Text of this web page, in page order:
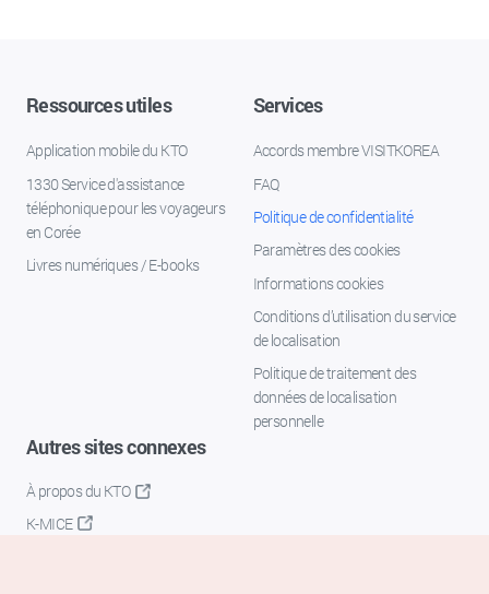
Ressources utiles
Application mobile du KTO
1330 Service d'assistance
téléphonique pour les voyageurs
en Corée
Livres numériques / E-books
Services
Accords membre VISITKOREA
FAQ
Politique de confidentialité
Paramètres des cookies
Informations cookies
Conditions d’utilisation du service
de localisation
Politique de traitement des
données de localisation
personnelle
Autres sites connexes
À propos du KTO
K-MICE